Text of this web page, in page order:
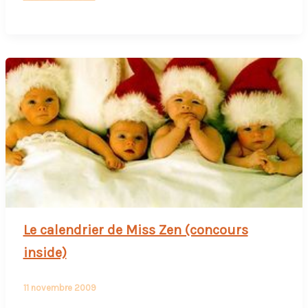
gâteau
d’anniversaire
Le calendrier de Miss Zen (concours
inside)
11 novembre 2009